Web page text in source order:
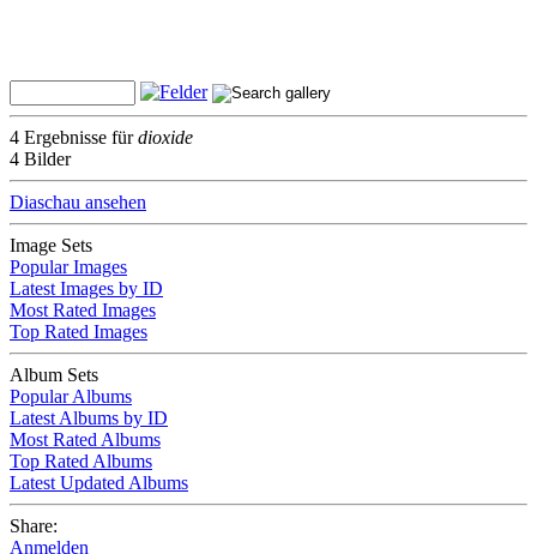
4 Ergebnisse fürdioxide
4 Bilder
Diaschau ansehen
Image Sets
Popular Images
Latest Images by ID
Most Rated Images
Top Rated Images
Album Sets
Popular Albums
Latest Albums by ID
Most Rated Albums
Top Rated Albums
Latest Updated Albums
Share:
Anmelden